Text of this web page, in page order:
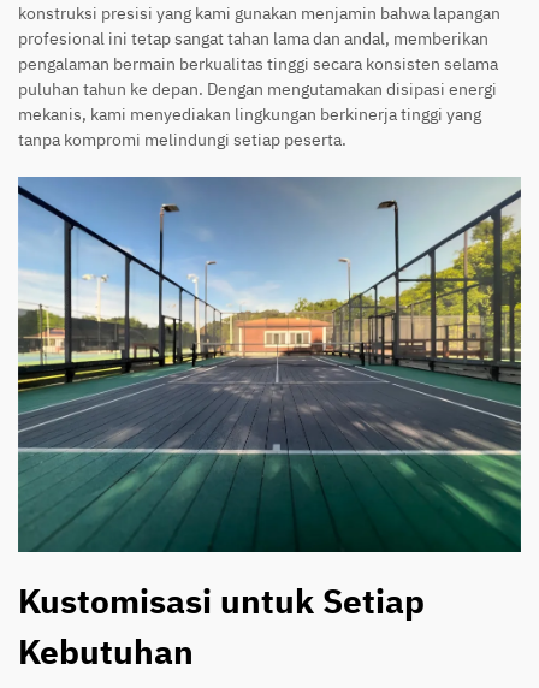
konstruksi presisi yang kami gunakan menjamin bahwa lapangan
profesional ini tetap sangat tahan lama dan andal, memberikan
pengalaman bermain berkualitas tinggi secara konsisten selama
puluhan tahun ke depan. Dengan mengutamakan disipasi energi
mekanis, kami menyediakan lingkungan berkinerja tinggi yang
tanpa kompromi melindungi setiap peserta.
Kustomisasi untuk Setiap
Kebutuhan